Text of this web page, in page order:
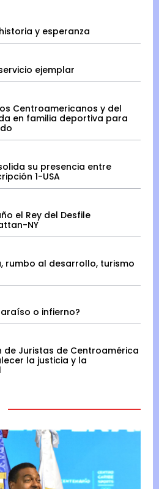
y esperanza
ejemplar
Centroamericanos y del
en familia deportiva para
su presencia entre
1-USA
el Rey del Desfile
NY
rumbo al desarrollo, turismo
o infierno?
de Juristas de Centroamérica
la justicia y la